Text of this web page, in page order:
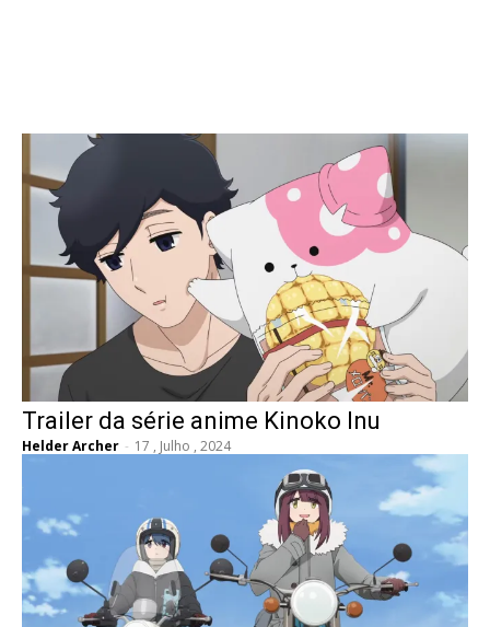
Trailer da série anime Kinoko Inu
Helder Archer - 17 , Julho , 2024